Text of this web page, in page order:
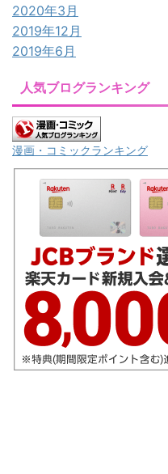
2020年3月
2019年12月
2019年6月
人気ブログランキング
漫画・コミックランキング